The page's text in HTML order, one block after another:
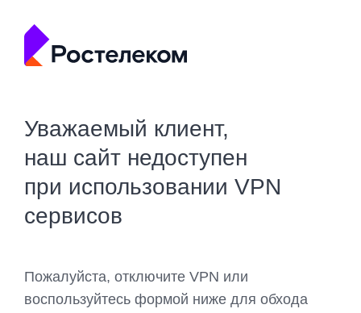
Уважаемый клиент,
наш сайт недоступен
при использовании VPN
сервисов
Пожалуйста, отключите VPN или
воспользуйтесь формой ниже для обхода